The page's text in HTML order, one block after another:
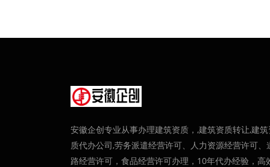
安徽企创专业从事办理建筑资质，,建筑资质转让,建筑
质代办公司,劳务派遣经营许可、人力资源经营许可、
路经营许可，食品经营许可办理，10年代办经验，高